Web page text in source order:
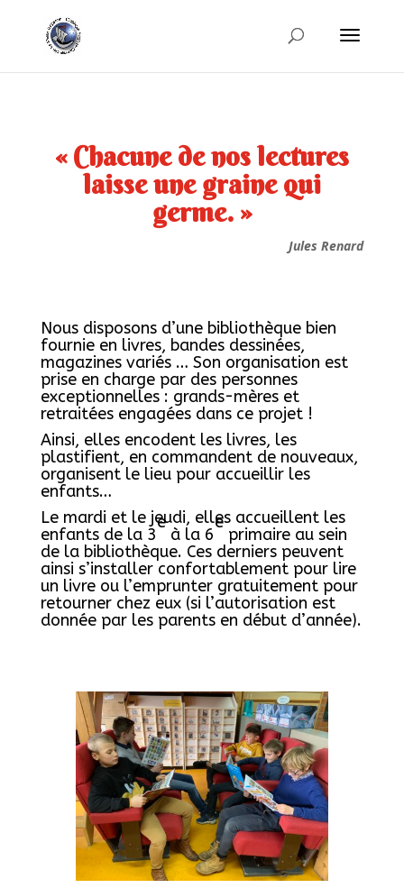
« Chacune de nos lectures
laisse une graine qui
germe. »
Jules Renard
Nous disposons d’une bibliothèque bien
fournie en livres, bandes dessinées,
magazines variés … Son organisation est
prise en charge par des personnes
exceptionnelles : grands-mères et
retraitées engagées dans ce projet !
Ainsi, elles encodent les livres, les
plastifient, en commandent de nouveaux,
organisent le lieu pour accueillir les
enfants…
Le mardi et le jeudi, elles accueillent les
enfants de la 3
e
à la 6
e
primaire au sein
de la bibliothèque. Ces derniers peuvent
ainsi s’installer confortablement pour lire
un livre ou l’emprunter gratuitement pour
retourner chez eux (si l’autorisation est
donnée par les parents en début d’année).